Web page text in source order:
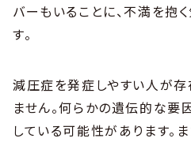
バーもいることに、不満を抱
す。
減圧症を発症しやすい人が存
ません。何らかの遺伝的な要
している可能性があります。